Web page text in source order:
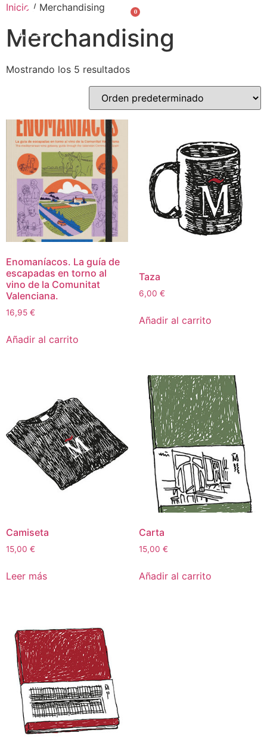
0
Inicio / Merchandising
Merchandising
Mostrando los 5 resultados
Enomaníacos. La guía de
escapadas en torno al
vino de la Comunitat
Valenciana.
16,95 €
Añadir al carrito
Taza
6,00 €
Añadir al carrito
Camiseta
15,00 €
Leer más
Carta
15,00 €
Añadir al carrito